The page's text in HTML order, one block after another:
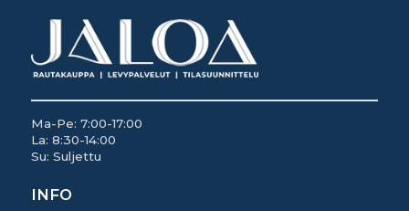
Ma-Pe: 7:00-17:00
La: 8:30-14:00
Su: Suljettu
INFO